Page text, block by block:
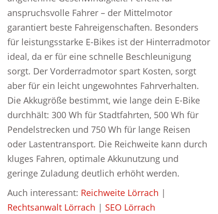
anspruchsvolle Fahrer – der Mittelmotor
garantiert beste Fahreigenschaften. Besonders
für leistungsstarke E-Bikes ist der Hinterradmotor
ideal, da er für eine schnelle Beschleunigung
sorgt. Der Vorderradmotor spart Kosten, sorgt
aber für ein leicht ungewohntes Fahrverhalten.
Die Akkugröße bestimmt, wie lange dein E-Bike
durchhält: 300 Wh für Stadtfahrten, 500 Wh für
Pendelstrecken und 750 Wh für lange Reisen
oder Lastentransport. Die Reichweite kann durch
kluges Fahren, optimale Akkunutzung und
geringe Zuladung deutlich erhöht werden.
Auch interessant: Reichweite Lörrach |
Rechtsanwalt Lörrach | SEO Lörrach